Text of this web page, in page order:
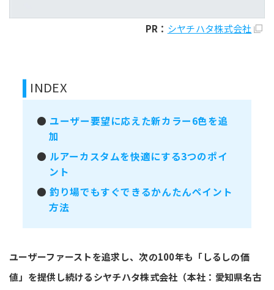
PR： シヤチハタ株式会社
INDEX
● ユーザー要望に応えた新カラー6色を追
加
● ルアーカスタムを快適にする3つのポイ
ント
●釣り場でもすぐできるかんたんペイント
方法
ユーザーファーストを追求し、次の100年も「しるしの価
値」を提供し続けるシヤチハタ株式会社（本社：愛知県名古